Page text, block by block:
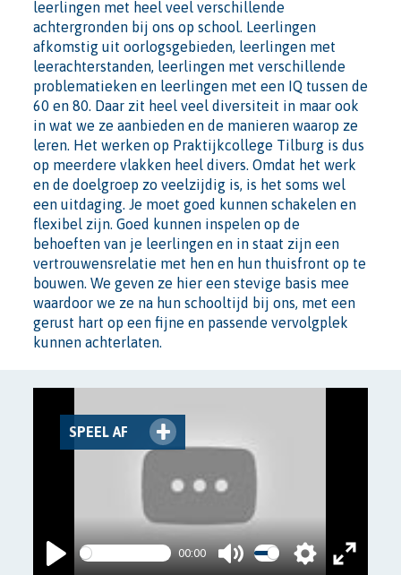
leerlingen met heel veel verschillende
achtergronden bij ons op school. Leerlingen
afkomstig uit oorlogsgebieden, leerlingen met
leerachterstanden, leerlingen met verschillende
problematieken en leerlingen met een IQ tussen de
60 en 80. Daar zit heel veel diversiteit in maar ook
in wat we ze aanbieden en de manieren waarop ze
leren. Het werken op Praktijkcollege Tilburg is dus
op meerdere vlakken heel divers. Omdat het werk
en de doelgroep zo veelzijdig is, is het soms wel
een uitdaging. Je moet goed kunnen schakelen en
flexibel zijn. Goed kunnen inspelen op de
behoeften van je leerlingen en in staat zijn een
vertrouwensrelatie met hen en hun thuisfront op te
bouwen. We geven ze hier een stevige basis mee
waardoor we ze na hun schooltijd bij ons, met een
gerust hart op een fijne en passende vervolgplek
kunnen achterlaten.
00:00
PLAY